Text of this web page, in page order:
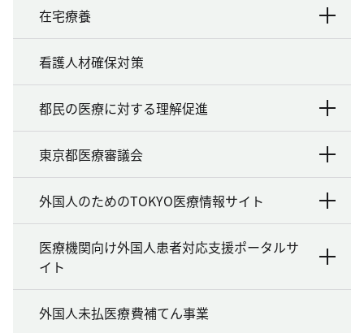
在宅療養
看護人材確保対策
都民の医療に対する理解促進
東京都医療審議会
外国人のためのTOKYO医療情報サイト
医療機関向け外国人患者対応支援ポータルサ
イト
外国人未払医療費補てん事業